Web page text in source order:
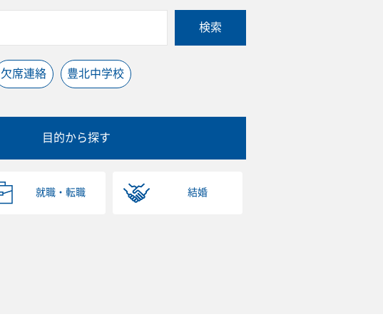
検索
欠席連絡 豊北中学校
目的から探す
就職・転職 結婚